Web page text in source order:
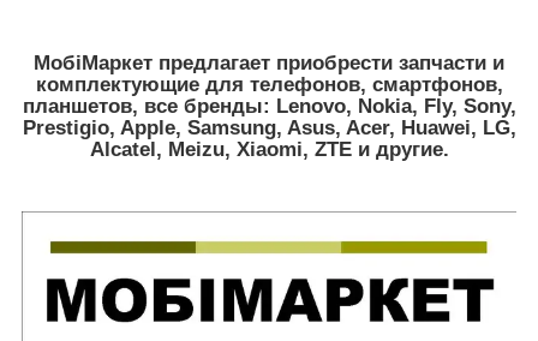
МобіМаркет предлагает приобрести запчасти и
комплектующие для телефонов, смартфонов,
планшетов, все бренды: Lenovo, Nokia, Fly, Sony,
Prestigio, Apple, Samsung, Asus, Acer, Huawei, LG,
Alcatel, Meizu, Xiaomi, ZTEи другие.